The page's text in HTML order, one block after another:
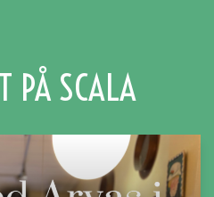
PÅ SCALA